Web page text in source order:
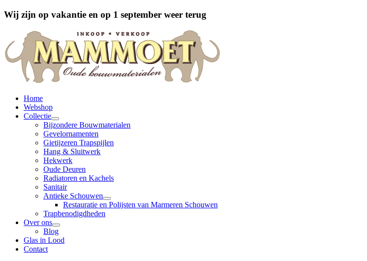
Wij zijn op vakantie en op 1 september weer terug
Home
Webshop
Collectie
Bijzondere Bouwmaterialen
Gevelornamenten
Gietijzeren Trapspijlen
Hang & Sluitwerk
Hekwerk
Oude Deuren
Radiatoren en Kachels
Sanitair
Antieke Schouwen
Restauratie en Polijsten van Marmeren Schouwen
Trapbenodigdheden
Over ons
Blog
Glas in Lood
Contact